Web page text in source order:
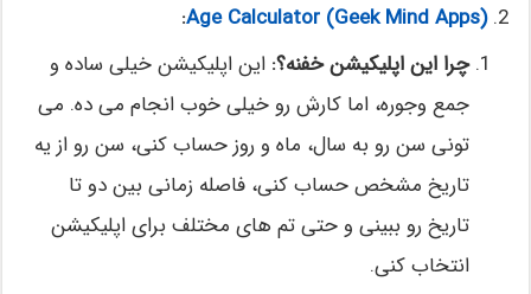
Age Calculator (Geek Mind Apps)
:
چرا این اپلیکیشن خفنه؟: این اپلیکیشن خیلی ساده و
جمع وجوره، اما کارش رو خیلی خوب انجام می ده. می
تونی سن رو به سال، ماه و روز حساب کنی، سن رو از یه
تاریخ مشخص حساب کنی، فاصله زمانی بین دو تا
تاریخ رو ببینی و حتی تم های مختلف برای اپلیکیشن
انتخاب کنی.